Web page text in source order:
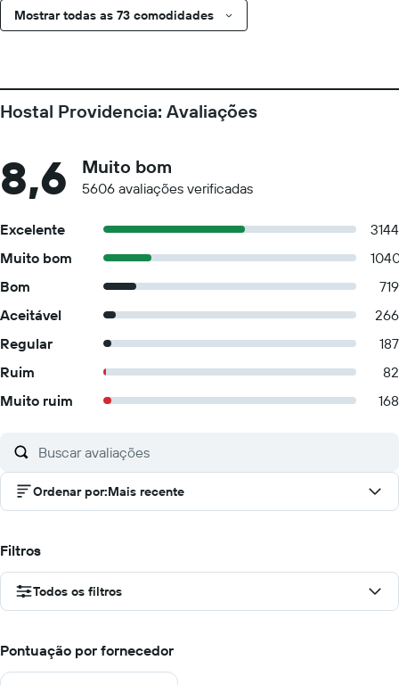
Mostrar todas as 73 comodidades
Hostal Providencia: Avaliações
8,6 Muito bom
5606 avaliações verificadas
Excelente
3144
Muito bom
Bom
719
Aceitável
266
Regular
187
Ruim
82
Muito ruim
168
Ordenar por:Mais recente
Filtros
Todos os filtros
Pontuação por fornecedor